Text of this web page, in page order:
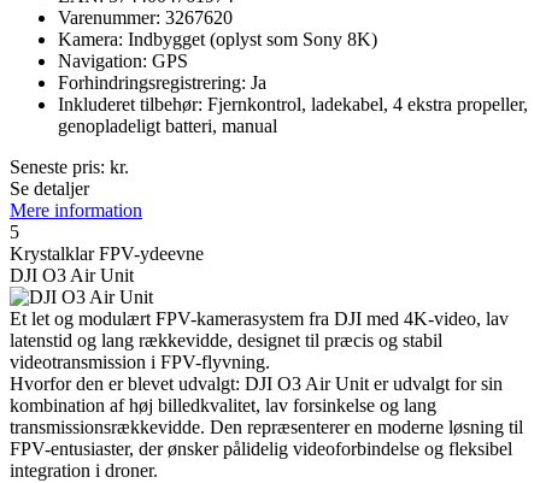
Varenummer: 3267620
Kamera: Indbygget (oplyst som Sony 8K)
Navigation: GPS
Forhindringsregistrering: Ja
Inkluderet tilbehør: Fjernkontrol, ladekabel, 4 ekstra propeller,
genopladeligt batteri, manual
Seneste pris: kr.
Se detaljer
Mere information
5
Krystalklar FPV-ydeevne
DJI O3 Air Unit
Et let og modulært FPV-kamerasystem fra DJI med 4K-video, lav
latenstid og lang rækkevidde, designet til præcis og stabil
videotransmission i FPV-flyvning.
Hvorfor den er blevet udvalgt: DJI O3 Air Unit er udvalgt for sin
kombination af høj billedkvalitet, lav forsinkelse og lang
transmissionsrækkevidde. Den repræsenterer en moderne løsning til
FPV-entusiaster, der ønsker pålidelig videoforbindelse og fleksibel
integration i droner.